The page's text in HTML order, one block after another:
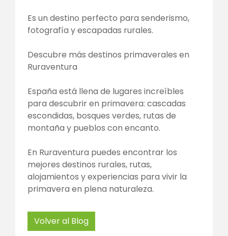
Es un destino perfecto para senderismo,
fotografía y escapadas rurales.
Descubre más destinos primaverales en
Ruraventura
España está llena de lugares increíbles
para descubrir en primavera: cascadas
escondidas, bosques verdes, rutas de
montaña y pueblos con encanto.
En Ruraventura puedes encontrar los
mejores destinos rurales, rutas,
alojamientos y experiencias para vivir la
primavera en plena naturaleza.
Volver al Blog